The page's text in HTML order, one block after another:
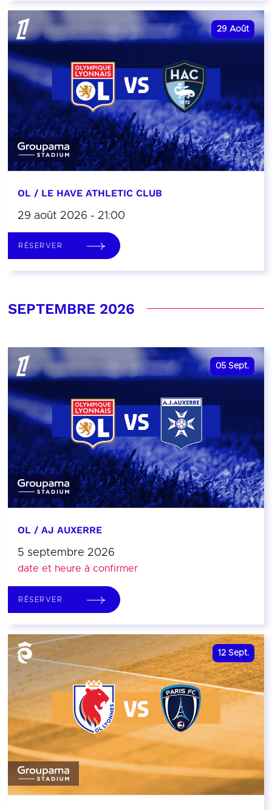
29 Août
OL / LE HAVE ATHLETIC CLUB
29 août 2026 - 21:00
RÉSERVER
SEPTEMBRE 2026
05 Sept.
OL / AJ AUXERRE
5 septembre 2026
date et heure à confirmer
RÉSERVER
12 Sept.